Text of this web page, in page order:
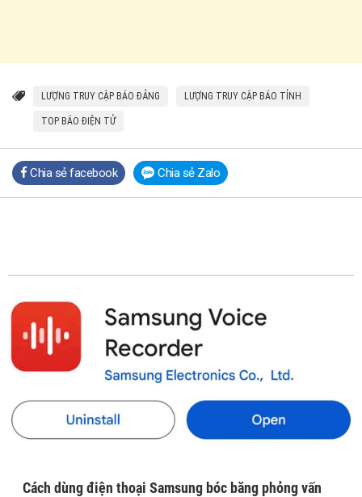
LƯỢNG TRUY CẬP BÁO ĐẢNG LƯỢNG TRUY CẬP BÁO TỈNH
TOP BÁO ĐIỆN TỬ
Chia sẻ facebook Chia sẻ Zalo
Cách dùng điện thoại Samsung bóc băng phỏng vấn